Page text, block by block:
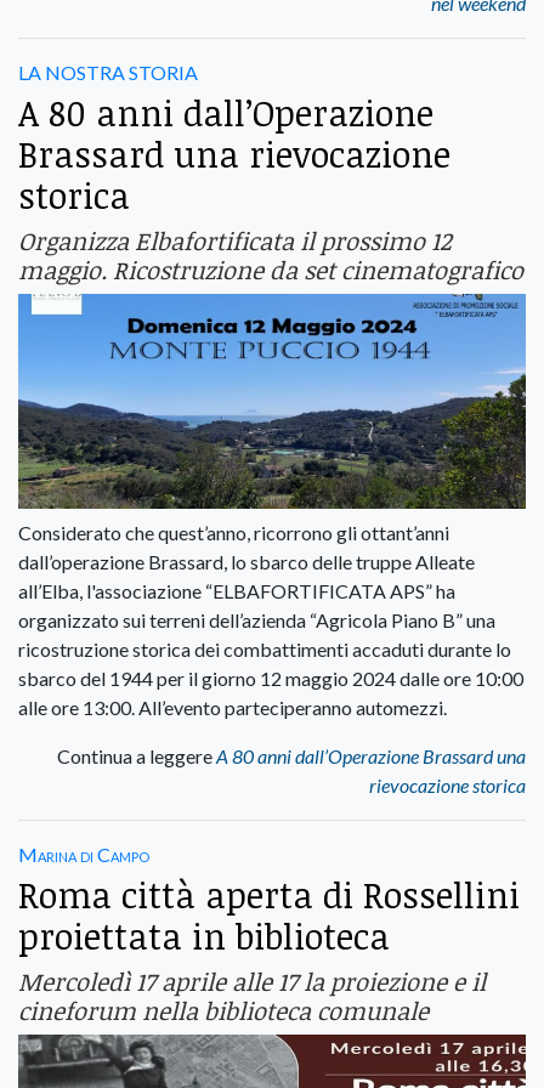
LA NOSTRA STORIA
A 80 anni dall’Operazione
Brassard una rievocazione
storica
Organizza Elbafortificata il prossimo 12
maggio. Ricostruzione da set cinematografico
Considerato che quest’anno, ricorrono gli ottant’anni
dall’operazione Brassard, lo sbarco delle truppe Alleate
all’Elba, l'associazione “ELBAFORTIFICATA APS” ha
organizzato sui terreni dell’azienda “Agricola Piano B” una
ricostruzione storica dei combattimenti accaduti durante lo
sbarco del 1944 per il giorno 12 maggio 2024 dalle ore 10:00
alle ore 13:00. All’evento parteciperanno automezzi.
Continua a leggereA 80 anni dall’Operazione Brassard una
rievocazione storica
Marina di Campo
Roma città aperta di Rossellini
proiettata in biblioteca
Mercoledì 17 aprile alle 17 la proiezione e il
cineforum nella biblioteca comunale